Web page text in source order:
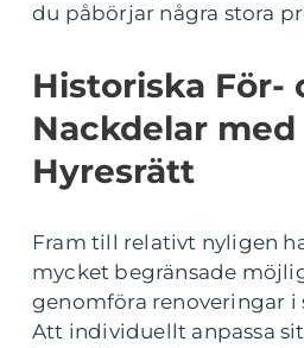
du påbörjar några stora
Historiska För-
Nackdelar med
Hyresrätt
Fram till relativt nyligen
mycket begränsade
genomföra renoveringar i
Att individuellt anpassa